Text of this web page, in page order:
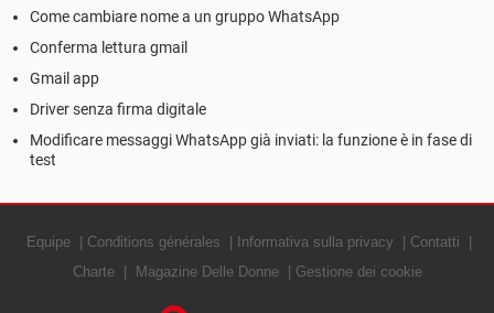
Come cambiare nome a un gruppo WhatsApp
Conferma lettura gmail
Gmail app
Driver senza firma digitale
Modificare messaggi WhatsApp già inviati: la funzione è in fase di
test
Equipe Conditions générales Informativa sulla privacy
Contatti
Charte
Magazine Delle Donne Gestione dei cookie